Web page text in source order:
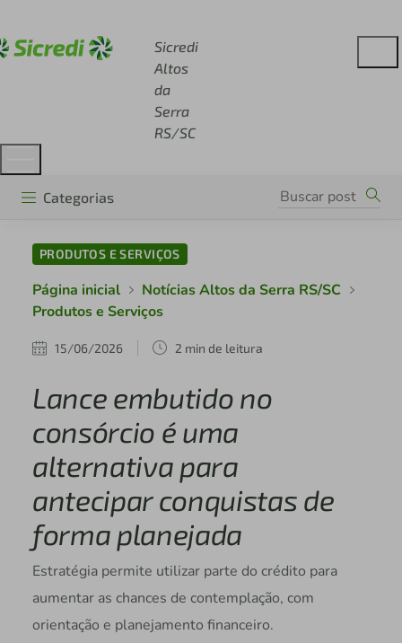
Sicredi
Altos
da
Serra
RS/SC
Categorias
PRODUTOS E SERVIÇOS
Página inicial
Notícias Altos da Serra RS/SC
Produtos e Serviços
15/06/2026 2 min de leitura
Lance embutido no
consórcio é uma
alternativa para
antecipar conquistas de
forma planejada
Estratégia permite utilizar parte do crédito para
aumentar as chances de contemplação, com
orientação e planejamento financeiro.